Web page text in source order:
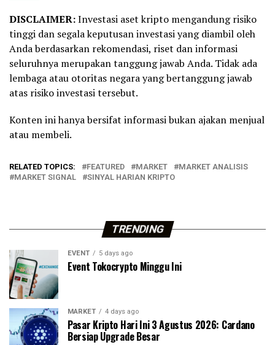
DISCLAIMER:Investasi aset kripto mengandung risiko
tinggi dan segala keputusan investasi yang diambil oleh
Anda berdasarkan rekomendasi, riset dan informasi
seluruhnya merupakan tanggung jawab Anda. Tidak ada
lembaga atau otoritas negara yang bertanggung jawab
atas risiko investasi tersebut.
Konten ini hanya bersifat informasi bukan ajakan menjual
atau membeli.
RELATED TOPICS: FEATURED MARKET
MARKET ANALISIS
MARKET SIGNAL
SINYAL HARIAN KRIPTO
TRENDING
EVENT 5 days ago
Event Tokocrypto Minggu Ini
MARKET 4 days ago
Pasar Kripto Hari Ini 3 Agustus 2026: Cardano
Bersiap Upgrade Besar